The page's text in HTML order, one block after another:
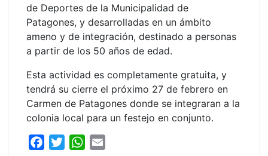
de Deportes de la Municipalidad de
Patagones, y desarrolladas en un ámbito
ameno y de integración, destinado a personas
a partir de los 50 años de edad.
Esta actividad es completamente gratuita, y
tendrá su cierre el próximo 27 de febrero en
Carmen de Patagones donde se integraran a la
colonia local para un festejo en conjunto.
W